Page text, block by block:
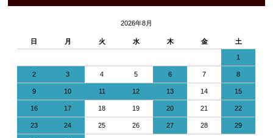
2026年8月
日 月 火 水 木 金 土
1
2 3 4 5 6 7 8
9 10 11 12 13 14 15
16 17 18 19 20 21 22
23 24 25 26 27 28 29